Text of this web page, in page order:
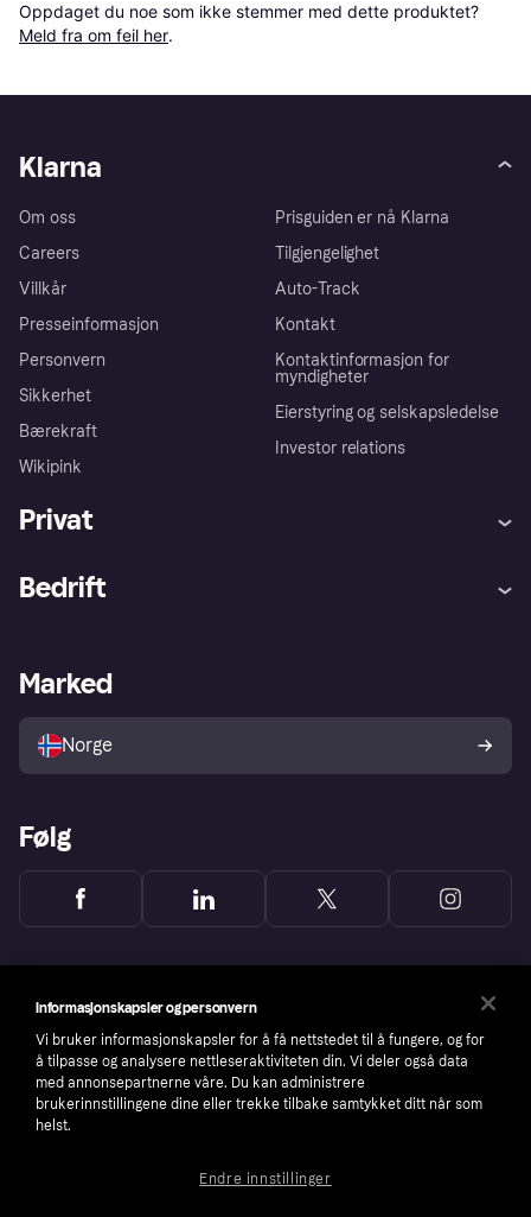
Oppdaget du noe som ikke stemmer med dette produktet?
Meld fra om feil her.
Klarna
Om oss
Careers
Villkår
Presseinformasjon
Personvern
Sikkerhet
Bærekraft
Wikipink
Prisguiden er nå Klarna
Tilgjengelighet
Auto-Track
Kontakt
Kontaktinformasjon for
myndigheter
Eierstyring og selskapsledelse
Investor relations
Privat
Utforsk butikker
Bedrift
Merchant portal
Marked
Norge
Følg
Informasjonskapsler og personvern
Vi bruker informasjonskapsler for å få nettstedet til å fungere, og for
å tilpasse og analysere nettleseraktiviteten din. Vi deler også data
med annonsepartnerne våre. Du kan administrere
brukerinnstillingene dine eller trekke tilbake samtykket ditt når som
helst.
Endre innstillinger